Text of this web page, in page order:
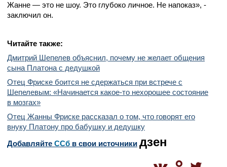
Жанне — это не шоу. Это глубоко личное. Не напоказ», -
заключил он.
Читайте также:
Дмитрий Шепелев объяснил, почему не желает общения
сына Платона с дедушкой
Отец Фриске боится не сдержаться при встрече с
Шепелевым: «Начинается какое-то нехорошее состояние
в мозгах»
Отец Жанны Фриске рассказал о том, что говорят его
внуку Платону про бабушку и дедушку
Добавляйте CСб в свои источники дзен